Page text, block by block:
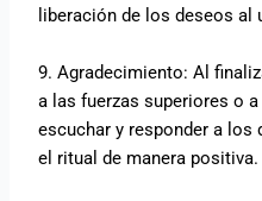
liberación de los deseos al
9. Agradecimiento: Al
a las fuerzas superiores o
escuchar y responder a los
el ritual de manera positiva.